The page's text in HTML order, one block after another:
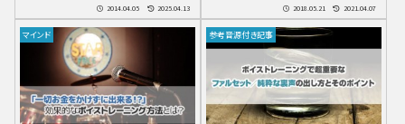
2014.04.05 2025.04.13 2018.05.21 2021.04.07
マインド 参考音源付き記事